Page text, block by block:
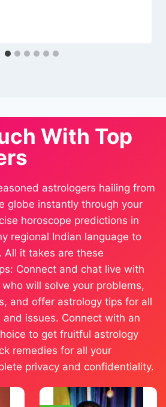
With Top
astrologers hailing from
globe instantly through your
horoscope predictions in
regional Indian language to
All it takes are these
Connect and chat live with
will solve your problems,
and offer astrology tips for all
issues. Connect with an
to get fruitful astrology
remedies for all your
privacy and confidentiality.